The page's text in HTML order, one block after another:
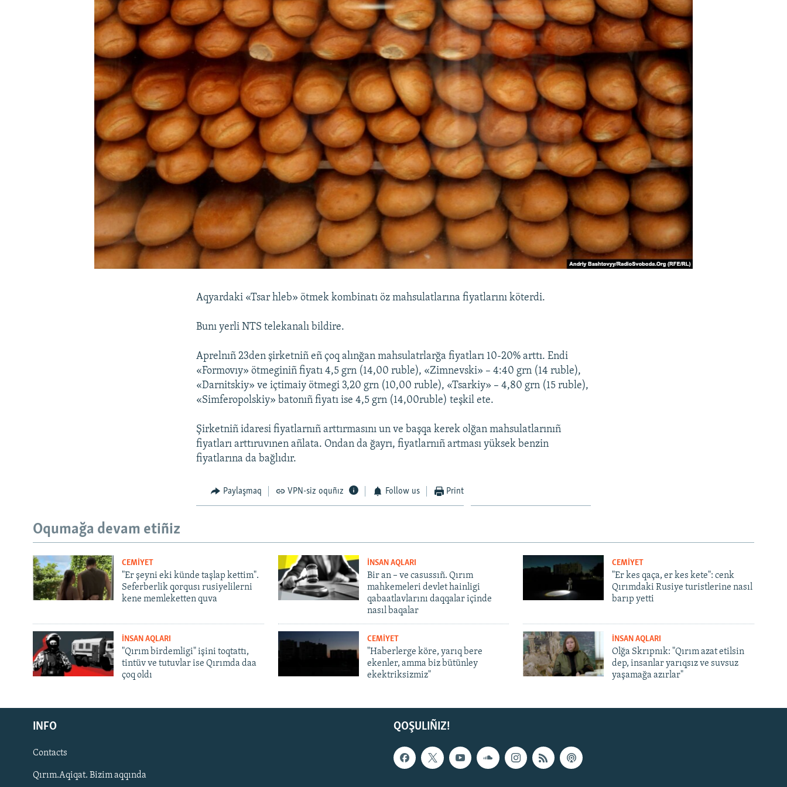
Русский
Українською
QOŞULIÑIZ!
Aqyardaki «Tsar hleb» ötmek kombinatı öz mahsulatlarına fiyatlarını köterdi.
Bunı yerli NTS telekanalı bildire.
Aprelnıñ 23den şirketniñ eñ çoq alınğan mahsulatrlarğa fiyatları 10-20% arttı. Endi
«Formovıy» ötmeginiñ fiyatı 4,5 grn (14,00 ruble), «Zimnevski» – 4:40 grn (14 ruble),
«Darnitskiy» ve içtimaiy ötmegi 3,20 grn (10,00 ruble), «Tsarkiy» – 4,80 grn (15 ruble),
«Simferopolskiy» batonıñ fiyatı ise 4,5 grn (14,00ruble) teşkil ete.
Şirketniñ idaresi fiyatlarnıñ arttırmasını un ve başqa kerek olğan mahsulatlarınıñ
fiyatları arttıruvınen añlata. Ondan da ğayrı, fiyatlarnıñ artması yüksek benzin
fiyatlarına da bağlıdır.
Paylaşmaq VPN-siz oquñız Follow us Print
Oqumağa devam etiñiz
CEMİYET
"Er şeyni eki künde taşlap kettim".
Seferberlik qorqusı rusiyelilerni
kene memleketten quva
İNSAN AQLARI
Bir an – ve casussıñ. Qırım
mahkemeleri devlet hainligi
qabaatlavlarını daqqalar içinde
nasıl baqalar
CEMİYET
"Er kes qaça, er kes kete": cenk
Qırımdaki Rusiye turistlerine nasıl
barıp yetti
İNSAN AQLARI
"Qırım birdemligi" işini toqtattı,
tintüv ve tutuvlar ise Qırımda daa
çoq oldı
CEMİYET
"Haberlerge köre, yarıq bere
ekenler, amma biz bütünley
ekektriksizmiz"
İNSAN AQLARI
Olğa Skrıpnık: "Qırım azat etilsin
dep, insanlar yarıqsız ve suvsuz
yaşamağa azırlar"
QOŞULIÑIZ!
INFO
Contacts
Qırım.Aqiqat. Bizim aqqında